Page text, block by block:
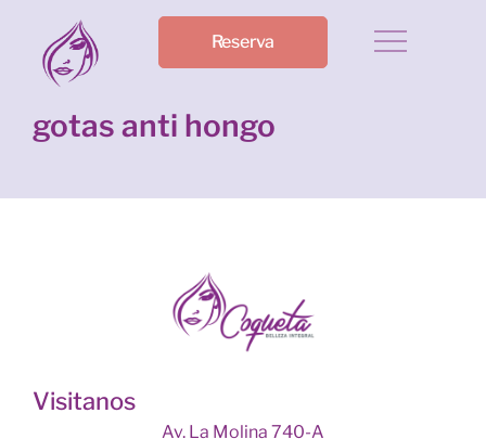
Reserva
gotas anti hongo
Visitanos
Av. La Molina 740-A